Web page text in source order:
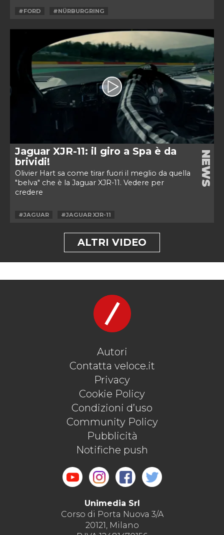
#FORD #NÜRBURGRING
Jaguar XJR-11: il giro a Spa è da
brividi!
Olivier Hart sa come tirar fuori il meglio da quella
"belva" che è la Jaguar XJR-11. Vedere per
credere
NEWS
#JAGUAR #JAGUAR XJR-11
ALTRI VIDEO
Autori
Contatta veloce.it
Privacy
Cookie Policy
Condizioni d’uso
Community Policy
Pubblicità
Notifiche push
Unimedia Srl
Corso di Porta Nuova 3/A
20121, Milano